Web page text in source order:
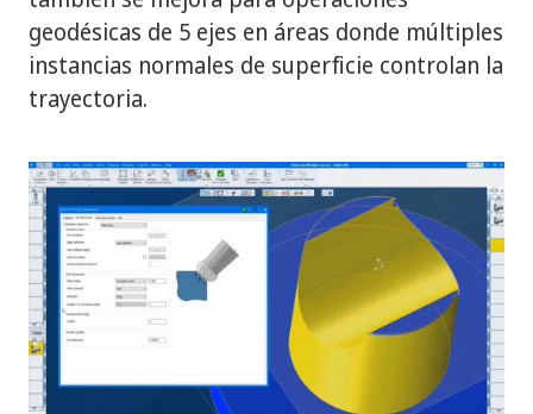
geodésicas de 5 ejes en áreas donde múltiples
instancias normales de superficie controlan la
trayectoria.